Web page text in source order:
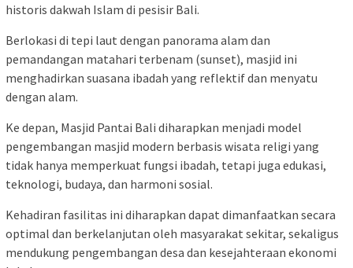
historis dakwah Islam di pesisir Bali.
Berlokasi di tepi laut dengan panorama alam dan
pemandangan matahari terbenam (sunset), masjid ini
menghadirkan suasana ibadah yang reflektif dan menyatu
dengan alam.
Ke depan, Masjid Pantai Bali diharapkan menjadi model
pengembangan masjid modern berbasis wisata religi yang
tidak hanya memperkuat fungsi ibadah, tetapi juga edukasi,
teknologi, budaya, dan harmoni sosial.
Kehadiran fasilitas ini diharapkan dapat dimanfaatkan secara
optimal dan berkelanjutan oleh masyarakat sekitar, sekaligus
mendukung pengembangan desa dan kesejahteraan ekonomi